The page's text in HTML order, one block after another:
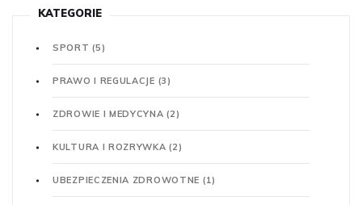
KATEGORIE
SPORT(5)
PRAWO I REGULACJE (3)
ZDROWIE I MEDYCYNA(2)
KULTURA I ROZRYWKA(2)
UBEZPIECZENIA ZDROWOTNE (1)